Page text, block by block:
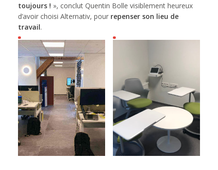
toujours ! », conclut Quentin Bolle visiblement heureux
d’avoir choisi Alternativ, pour repenser son lieu de
travail.